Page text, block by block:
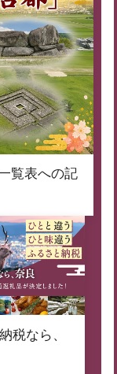
覧表への記
税なら、